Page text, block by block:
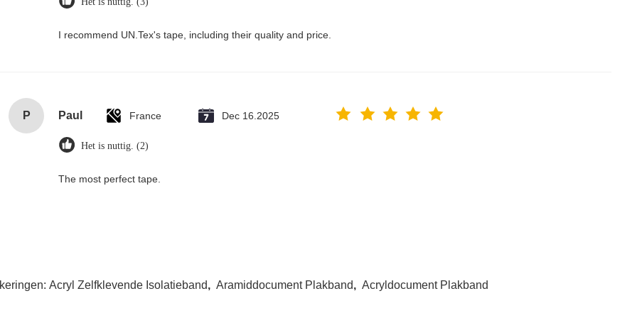
I recommend UN.Tex's tape, including their quality and price.
P Paul France Dec 16.2025
Het is nuttig. (2)
The most perfect tape.
Acryl Zelfklevende Isolatieband, Aramiddocument Plakband, Acryldocument Plakband